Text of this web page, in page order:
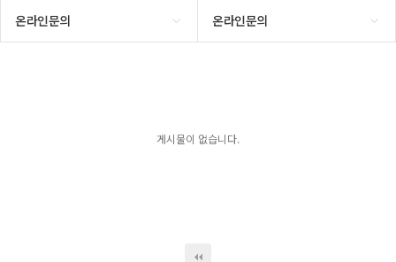
온라인문의 온라인문의
게시물이 없습니다.